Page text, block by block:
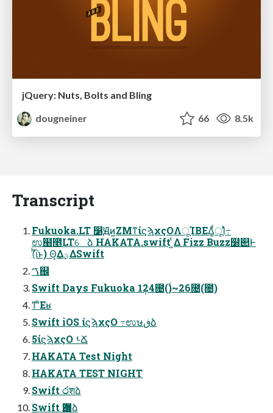
jQuery: Nuts, Bolts and Bling
dougneiner
66 8.5k
Transcript
Fukuoka.LT ෱Ԭͷ͍ΖΜͳίϛϡχςΟΛूΊΒΕΔ͚ͩूΊͯ߹
ಉ๨೥LTେձ HAKATA.swift ͍ͨΔ Fizz Buzz໰୊Ͱ
(ͪΐͬͱ) Θ͔Δؾ͕͢ΔSwift
ࠂ஌
Swift Days Fukuoka 1݄24೔(ۚ)~26೔(೔)
ͳʹͦΕʁ
Swift iOS ίϛϡχςΟ ߹ಉษڧձ
5ίϛϡχςΟ ࢀՃ
HAKATA Test Night
HAKATA TEST NIGHT
Swift ෮शձ
Swift Ѫ޷ձ